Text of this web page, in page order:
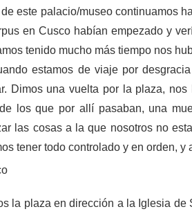
este palacio/museo continuamos
en Cusco habían empezado y
tenido mucho más tiempo nos
estamos de viaje por
Dimos una vuelta por la plaza,
los que por allí pasaban, una
las cosas a la que nosotros no
tener todo controlado y en orden,
la plaza en dirección a la Iglesia